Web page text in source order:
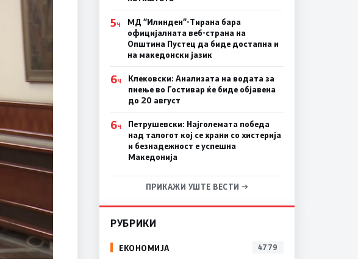
5Ч
МД “Илинден“-Тирана бара
официјалната веб-страна на
Општина Пустец да биде достапна и
на македонски јазик
6Ч
Клековски: Анализата на водата за
пиење во Гостивар ќе биде објавена
до 20 август
6Ч
Петрушевски: Најголемата победа
над талогот кој се храни со хистерија
и безнадежност е успешна
Македонија
ПРИКАЖИ УШТЕ ВЕСТИ →
РУБРИКИ
ЕКОНОМИЈА 4779